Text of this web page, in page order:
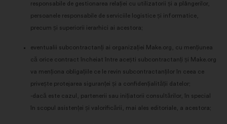
responsabile de gestionarea relației cu utilizatorii și a plângerilor,
persoanele responsabile de serviciile logistice și informatice,
precum și superiorii ierarhici ai acestora;
eventualii subcontractanți ai organizației Make.org, cu mențiunea
că orice contract încheiat între acești subcontractanți și Make.org
va menționa obligațiile ce le revin subcontractanților în ceea ce
privește protejarea siguranței și a confidențialității datelor;
-dacă este cazul, partenerii sau inițiatorii consultărilor, în special
în scopul asistenței și valorificării, mai ales editoriale, a acestora;